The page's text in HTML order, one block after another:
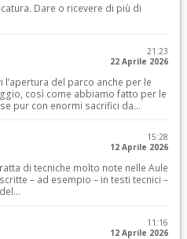
Dare o ricevere di più di
21:23
22 Aprile 2026
del parco anche per le
così come abbiamo fatto per le
pur con enormi sacrifici da...
15:28
12 Aprile 2026
di tecniche molto note nelle Aule
– ad esempio – in testi tecnici –
11:16
12 Aprile 2026